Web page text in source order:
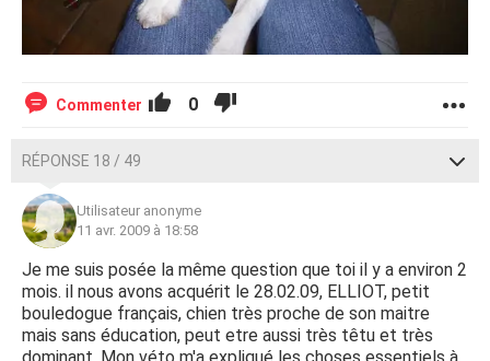
Commenter 0
RÉPONSE 18 / 49
Utilisateur anonyme
11 avr. 2009 à 18:58
Je me suis posée la même question que toi il y a environ 2
mois. il nous avons acquérit le 28.02.09, ELLIOT, petit
bouledogue français, chien très proche de son maitre
mais sans éducation, peut etre aussi très têtu et très